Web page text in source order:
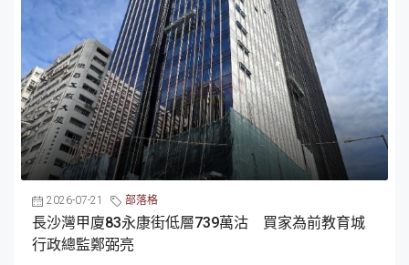
2026-07-21 部落格
長沙灣甲廈83永康街低層739萬沽 買家為前教育城
行政總監鄭弼亮